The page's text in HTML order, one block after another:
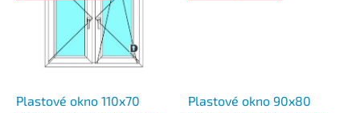
Plastové okno 110x70
Plastové okno 90x80